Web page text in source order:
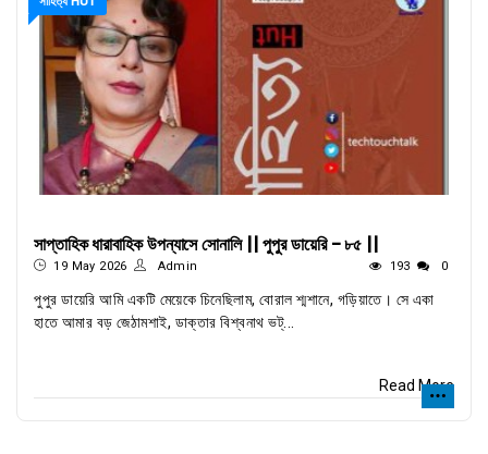
সাপ্তাহিক ধারাবাহিক উপন্যাসে সোনালি || পুপুর ডায়েরি - ৮৫ ||
19 May 2026 Admin 193 0
পুপুর ডায়েরি আমি একটি মেয়েকে চিনেছিলাম, বোরাল শ্মশানে, গড়িয়াতে। সে একা
হাতে আমার বড় জেঠামশাই, ডাক্তার বিশ্বনাথ ভট্...
Read More